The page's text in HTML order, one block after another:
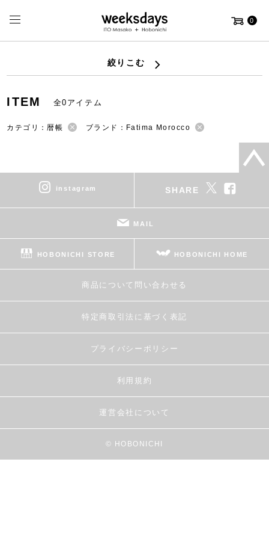
0
絞りこむ
ITEM 全0アイテム
カテゴリ：暦帳 ブランド：Fatima Morocco
instagram SHARE
MAIL
HOBONICHI STORE HOBONICHI HOME
商品について問い合わせる
特定商取引法に基づく表記
プライバシーポリシー
利用規約
運営会社について
© HOBONICHI